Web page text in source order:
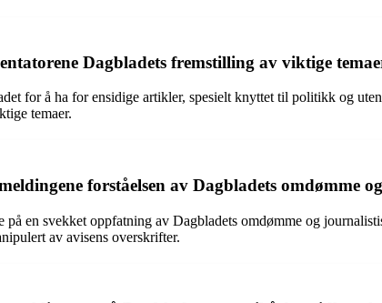
Dagbladets fremstilling av viktige
for å ha for ensidige artikler, spesielt knyttet til politikk og
temaer.
forståelsen av Dagbladets omdømme
på en svekket oppfatning av Dagbladets omdømme og
av avisens overskrifter.